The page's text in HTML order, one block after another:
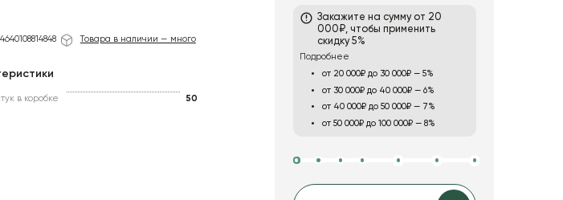
Товара в наличии — много
в коробке 50
Закажите на сумму от 20
000₽, чтобы применить
скидку 5%
Подробнее
от 20 000₽ до 30 000₽ — 5%
от 30 000₽ до 40 000₽ — 6%
от 40 000₽ до 50 000₽ — 7%
от 50 000₽ до 100 000₽ — 8%